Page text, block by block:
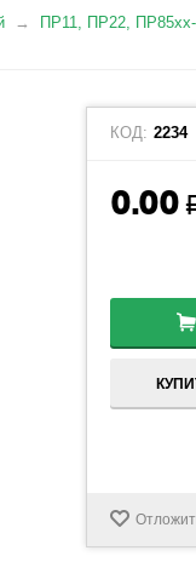
ПР11, ПР22,
КОД: 2234
0.00